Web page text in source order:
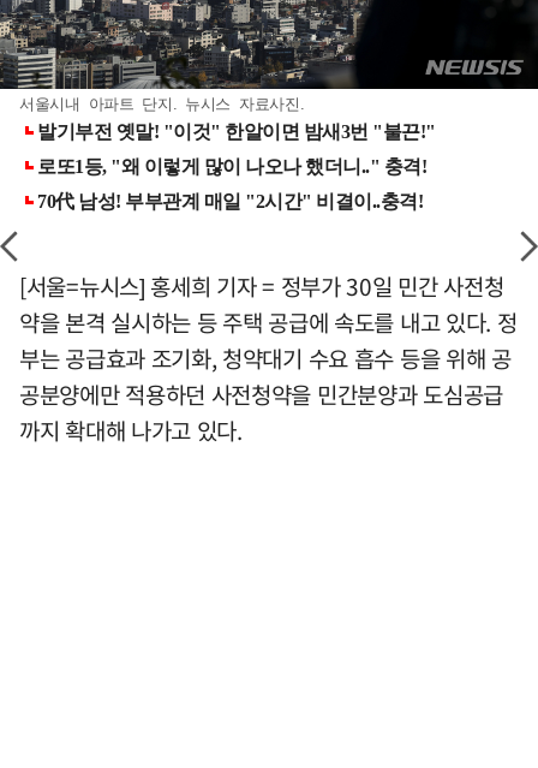
서울시내 아파트 단지. 뉴시스 자료사진.
[서울=뉴시스] 홍세희 기자 = 정부가 30일 민간 사전청
약을 본격 실시하는 등 주택 공급에 속도를 내고 있다. 정
부는 공급효과 조기화, 청약대기 수요 흡수 등을 위해 공
공분양에만 적용하던 사전청약을 민간분양과 도심공급
까지 확대해 나가고 있다.